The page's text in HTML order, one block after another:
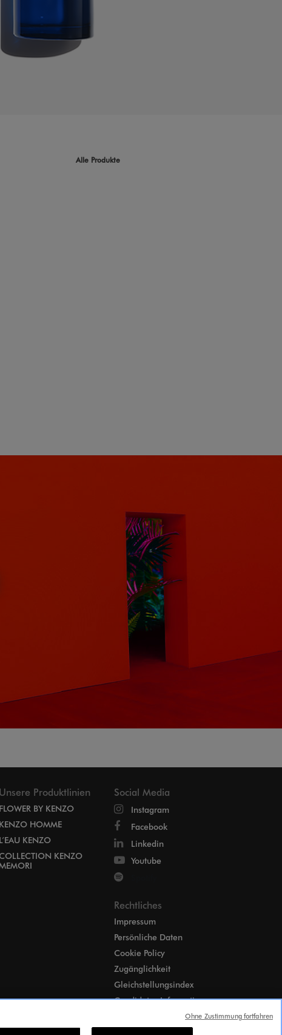
Alle Produkte
Unsere Produktlinien
FLOWER BY KENZO
KENZO HOMME
L’EAU KENZO
COLLECTION KENZO
Social Media
Instagram
Facebook
Linkedin
Youtube
Rechtliches
Impressum
Persönliche Daten
Cookie Policy
Zugänglichkeit
Gleichstellungsindex
Candidates Information
Cookie-Einstellungen
Ohne Zustimmung fortfahren